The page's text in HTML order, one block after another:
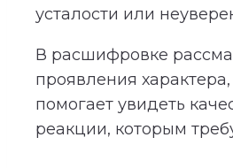
усталости или
В расшифровке
проявления
помогает увидеть
реакции, которым